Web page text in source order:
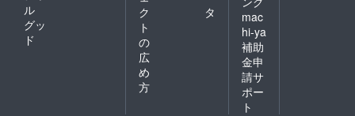
ル
グッ
ド
ク
ト
の
広
め
方
タ
mac
hi-ya
補助
金申
請サ
ポー
ト